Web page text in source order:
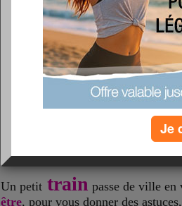
Bonjour à vous toutes
remerciede vos
chaud au coeur. Je vois que vous
interessées par des ateliers
vous promets d'y penser
des surprises au plus vite.
Un petit train passe de ville
être, pour vous donner des
Je